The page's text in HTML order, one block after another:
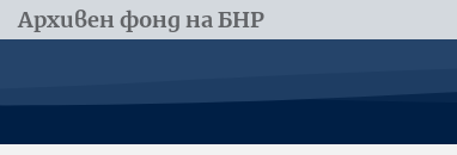
Архивен фонд на БНР